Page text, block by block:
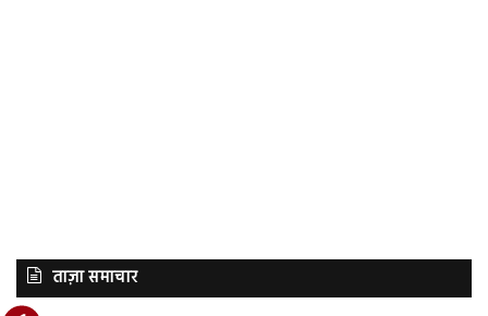
ताज़ा समाचार